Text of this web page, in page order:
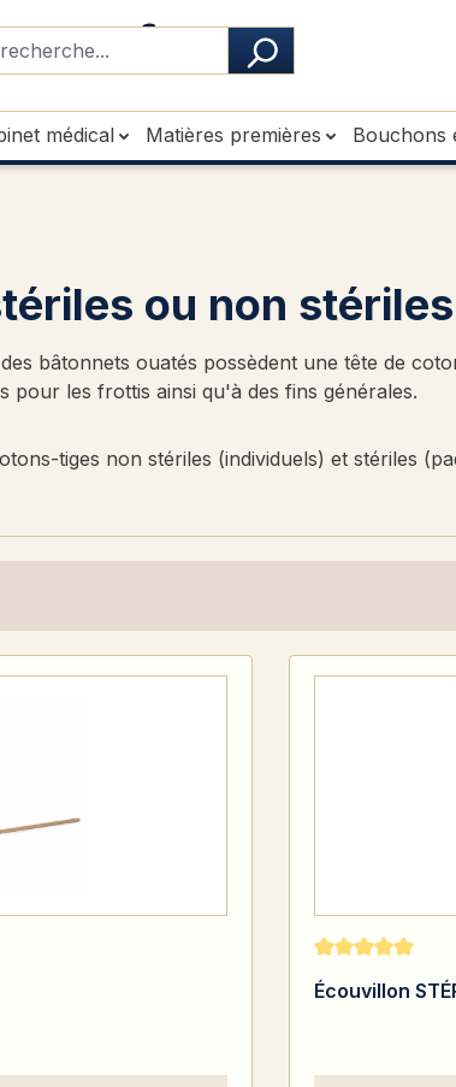
médical Matières premières Bouchons
ou non stériles
bâtonnets ouatés possèdent une tête de
pour les frottis ainsi qu'à des fins générales.
tiges non stériles (individuels) et stériles
Note moyenne
Écouvillon